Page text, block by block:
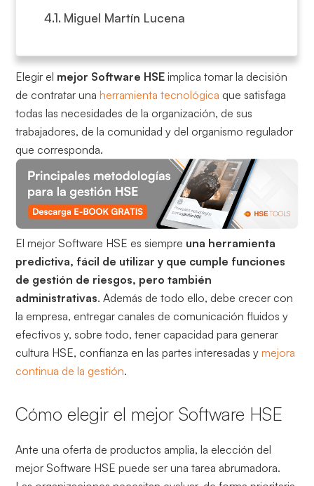
Miguel Martín Lucena
Elegir el mejor Software HSE implica tomar la decisión
de contratar unaherramienta tecnológica que satisfaga
todas las necesidades de la organización, de sus
trabajadores, de la comunidad y del organismo regulador
que corresponda.
El mejor Software HSE es siempre una herramienta
predictiva, fácil de utilizar y que cumple funciones
de gestión de riesgos, pero también
administrativas. Además de todo ello, debe crecer con
la empresa, entregar canales de comunicación fluidos y
efectivos y, sobre todo, tener capacidad para generar
cultura HSE, confianza en las partes interesadas ymejora
continua de la gestión.
Cómo elegir el mejor Software HSE
Ante una oferta de productos amplia, la elección del
mejor Software HSE puede ser una tarea abrumadora.